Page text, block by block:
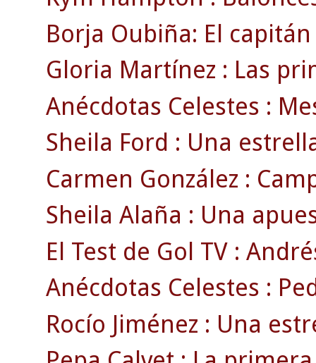
Borja Oubiña: El
Gloria Martínez : Las
Anécdotas Celestes :
Sheila Ford : Una
Carmen González :
Sheila Alaña : Una
El Test de Gol TV :
Anécdotas Celestes :
Rocío Jiménez : Una